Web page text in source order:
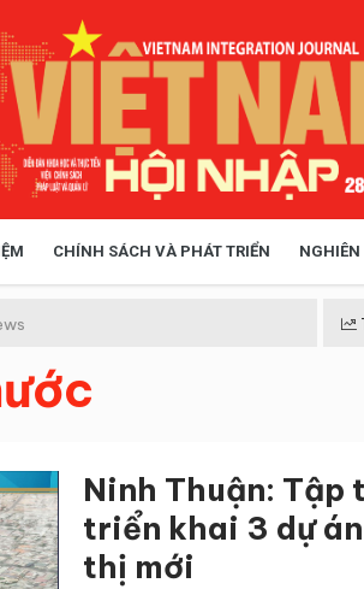
CHÍNH SÁCH VÀ PHÁT TRIỂN
Ninh Thuận: Tập
triển khai 3 dự
thị mới